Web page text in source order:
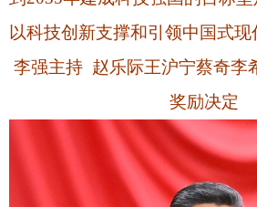
7月8日上午，国家科学技术奖励
学院第二十二次院士大会和中国工程